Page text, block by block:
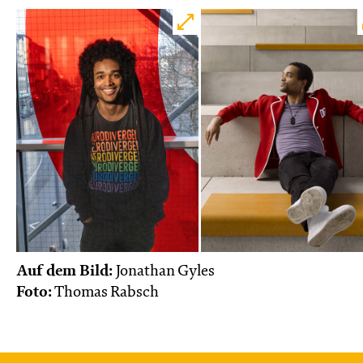
JUNGES SCHAUSPIEL
Das NEIN­horn
von Marc-Uwe Kling und Astrid Henn
Regie: Philipp Alfons Heitmann, Matts Johan
Leenders
Central 1
Karten
So, 25.10. / 16:00 – 17:00
JUNGES SCHAUSPIEL
Auf dem Bild: Jonathan Gyles
Foto:Thomas Rabsch